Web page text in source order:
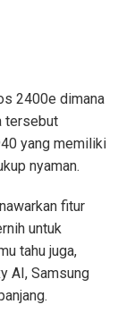
2400e dimana
tersebut
yang memiliki
nyaman.
fitur
untuk
tahu juga,
AI, Samsung